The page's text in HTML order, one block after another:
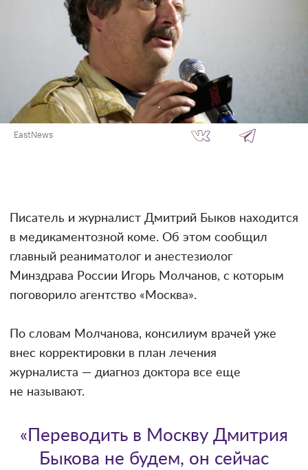
EastNews
Писатель и журналист Дмитрий Быков находится
в медикаментозной коме. Об этом сообщил
главный реаниматолог и анестезиолог
Минздрава России Игорь Молчанов, с которым
поговорило агентство «Москва».
По словам Молчанова, консилиум врачей уже
внес корректировки в план лечения
журналиста — диагноз доктора все еще
не называют.
«Переводить в Москву Дмитрия
Быкова не будем, он сейчас